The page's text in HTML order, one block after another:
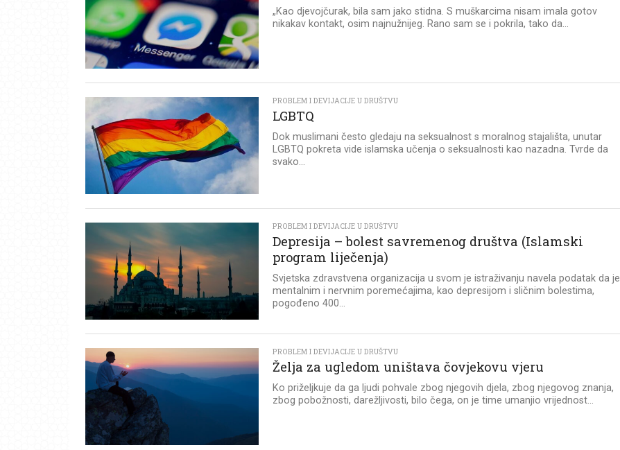
„Kao djevojčurak, bila sam jako stidna. S muškarcima nisam imala gotov
nikakav kontakt, osim najnužnijeg. Rano sam se i pokrila, tako da...
PROBLEM I DEVIJACIJE U DRUŠTVU
LGBTQ
Dok muslimani često gledaju na seksualnost s moralnog stajališta, unutar
LGBTQ pokreta vide islamska učenja o seksualnosti kao nazadna. Tvrde da
svako...
PROBLEM I DEVIJACIJE U DRUŠTVU
Depresija – bolest savremenog društva (Islamski
program liječenja)
Svjetska zdravstvena organizacija u svom je istraživanju navela podatak da je
mentalnim i nervnim poremećajima, kao depresijom i sličnim bolestima,
pogođeno 400...
PROBLEM I DEVIJACIJE U DRUŠTVU
Želja za ugledom uništava čovjekovu vjeru
Ko priželjkuje da ga ljudi pohvale zbog njegovih djela, zbog njegovog znanja,
zbog pobožnosti, darežljivosti, bilo čega, on je time umanjio vrijednost...